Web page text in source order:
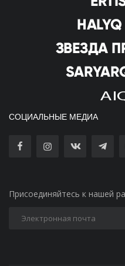
СОЦИАЛЬНЫЕ МЕДИА
Присоединяйтесь к нашей